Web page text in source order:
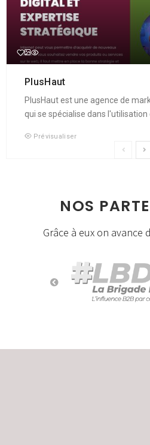
PlusHaut
PlusHaut est une agence de
qui se spécialise dans l'utilisation
Prévisualiser
NOS
Grâce à eux on avance